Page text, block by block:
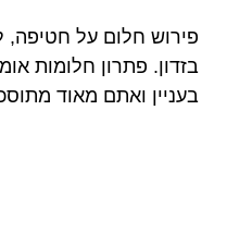
פירוש חלום על חטיפה,
בזדון. פתרון חלומות
בעניין ואתם מאוד